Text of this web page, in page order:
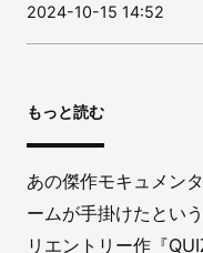
2024-10-15 14:52
もっと読む
あの傑作モキュメン
ームが手掛けたとい
リエントリー作『